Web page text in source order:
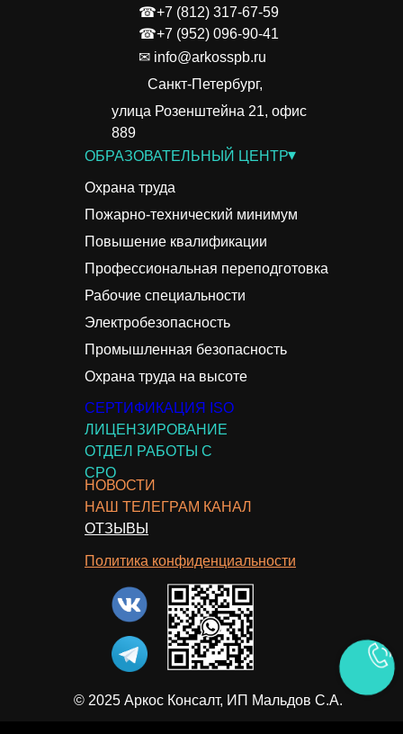
© 2025 Аркос Консалт, ИП Мальдов С.А.
Политика конфиденциальности
ОБРАЗОВАТЕЛЬНЫЙ ЦЕНТР
Охрана труда
▾
Повышение квалификации
Профессиональная переподготовка
Рабочие специальности
Электробезопасность
Промышленная безопасность
СЕРТИФИКАЦИЯ ISO
ОТДЕЛ РАБОТЫ С
СРО
ЛИЦЕНЗИРОВАНИЕ
☎+7 (812) 317-67-59
☎+7 (952) 096-90-41
✉ info@arkosspb.ru
НОВОСТИ
Санкт-Петербург,
улица Розенштейна 21, офис
889
ОТЗЫВЫ
Пожарно-технический минимум
НАШ ТЕЛЕГРАМ КАНАЛ
Охрана труда на высоте